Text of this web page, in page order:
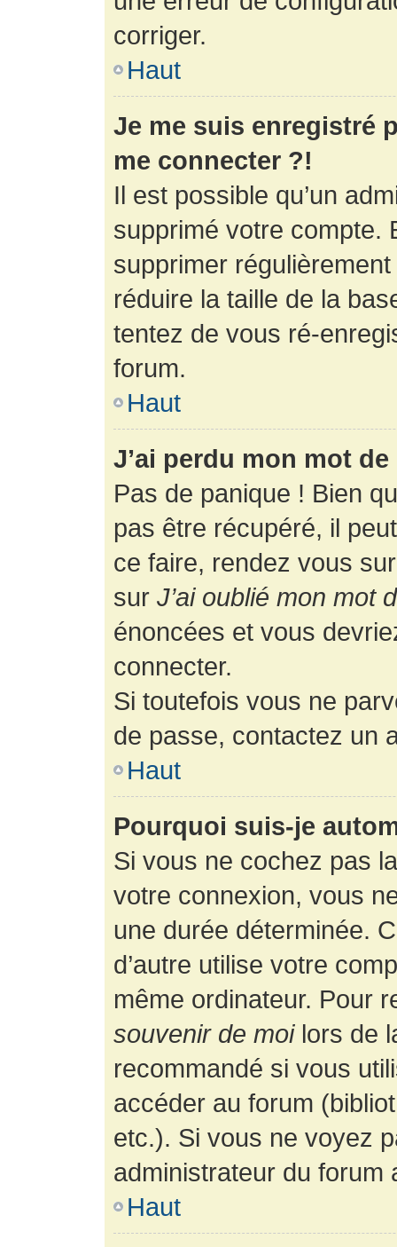
corriger.
Haut
Je me suis enregistré
me connecter ?!
Il est possible qu’un
supprimé votre compte.
supprimer
réduire la taille de la
tentez de vous ré-
forum.
Haut
J’ai perdu mon mot
Pas de panique ! Bien
pas être récupéré, il
ce faire, rendez vous
sur J’ai oublié mon mot
énoncées et vous
connecter.
Si toutefois vous ne
de passe, contactez un
Haut
Pourquoi suis-je
Si vous ne cochez pas
votre connexion, vous
une durée déterminée.
d’autre utilise votre
même ordinateur. Pour
souvenir de moilors de
recommandé si vous
accéder au forum
etc.). Si vous ne voyez
administrateur du forum
Haut